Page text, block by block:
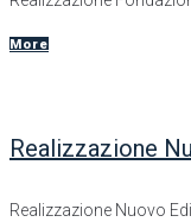
More
Realizzazione
Realizzazione Nuovo